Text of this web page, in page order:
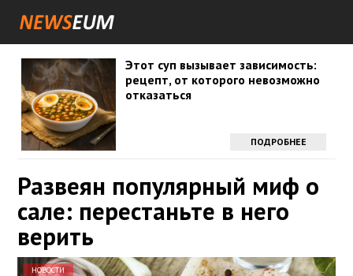
Этот суп вызывает зависимость:
рецепт, от которого невозможно
отказаться
ПОДРОБНЕЕ
Развеян популярный миф о
сале: перестаньте в него
верить
НОВОСТИ